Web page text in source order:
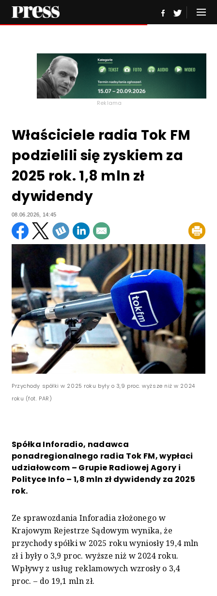
Reklama
Właściciele radia Tok FM
podzielili się zyskiem za
2025 rok. 1,8 mln zł
dywidendy
08.06.2026, 14:45
Przychody spółki w 2025 roku były o 3,9 proc. wyższe niż w 2024
roku (fot. PAR)
Spółka Inforadio, nadawca
ponadregionalnego radia Tok FM, wypłaci
udziałowcom – Grupie Radiowej Agory i
Polityce Info – 1,8 mln zł dywidendy za 2025
rok.
Ze sprawozdania Inforadia złożonego w
Krajowym Rejestrze Sądowym wynika, że
przychody spółki w 2025 roku wyniosły 19,4 mln
zł i były o 3,9 proc. wyższe niż w 2024 roku.
Wpływy z usług reklamowych wzrosły o 3,4
proc. – do 19,1 mln zł.